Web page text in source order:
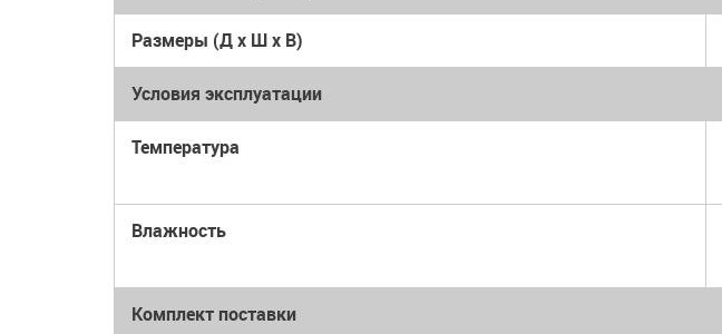
Размеры (Д x Ш x В)
Условия эксплуатации
Температура
Влажность
Комплект поставки